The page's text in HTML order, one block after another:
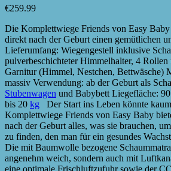
€259.99
Die Komplettwiege Friends von Easy
direkt nach der Geburt einen gemütlichen
Lieferumfang: Wiegengestell inklusive
pulverbeschichteter Himmelhalter, 4 Rollen
Garnitur (Himmel, Nestchen, Bettwäsche)
massiv Verwendung: ab der Geburt als
Stubenwagen und Babybett Liegefläche:
bis 20 kg Der Start ins Leben könnte
Komplettwiege Friends von Easy Baby
nach der Geburt alles, was sie brauchen,
zu finden, den man für ein gesundes
Die mit Baumwolle bezogene
angenehm weich, sondern auch mit
eine optimale Frischluftzufuhr sowie der